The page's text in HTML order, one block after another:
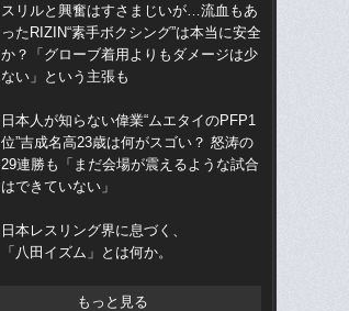
スリルと興奮はすさまじいが…流血もあ
ったRIZIN“素手ボクシング”は本当に安全
か？「グローブ着用よりもダメージは少
ない」という主張も
日本人が知らない偉業“ムエタイのPFP1
位”吉成名高23歳は何がスゴい？ 怒涛の
29連勝も「まだ会場が震えるような試合
はできていない」
日本レスリング界に息づく、
「八田イズム」とは何か。
もっと見る